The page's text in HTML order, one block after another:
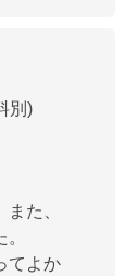
別)
た、
てよか